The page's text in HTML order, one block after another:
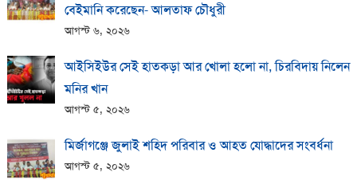
বেইমানি করেছেন- আলতাফ চৌধুরী
আগস্ট ৬, ২০২৬
আইসিইউর সেই হাতকড়া আর খোলা হলো না, চিরবিদায় নিলেন
মনির খান
আগস্ট ৫, ২০২৬
মির্জাগঞ্জে জুলাই শহিদ পরিবার ও আহত যোদ্ধাদের সংবর্ধনা
আগস্ট ৫, ২০২৬